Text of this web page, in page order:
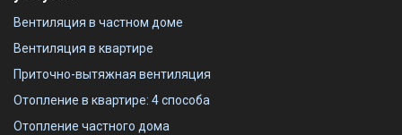
Вентиляция в частном доме
Вентиляция в квартире
Приточно-вытяжная вентиляция
Отопление в квартире: 4 способа
Отопление частного дома